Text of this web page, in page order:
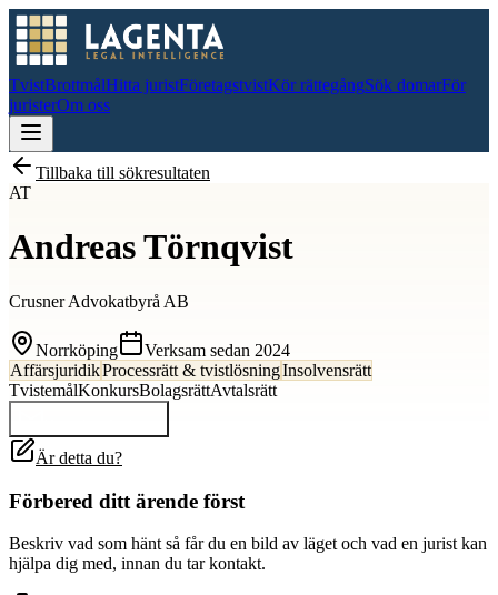
TvistBrottmålHitta juristFöretagstvistKör rättegångSök domarFör
juristerOm oss
Tillbaka till sökresultaten
AT
Andreas Törnqvist
Crusner Advokatbyrå AB
Norrköping Verksam sedan 2024
AffärsjuridikProcessrätt & tvistlösningInsolvensrätt
TvistemålKonkursBolagsrättAvtalsrätt
Är detta du?
Förbered ditt ärende först
Beskriv vad som hänt så får du en bild av läget och vad en jurist kan
hjälpa dig med, innan du tar kontakt.